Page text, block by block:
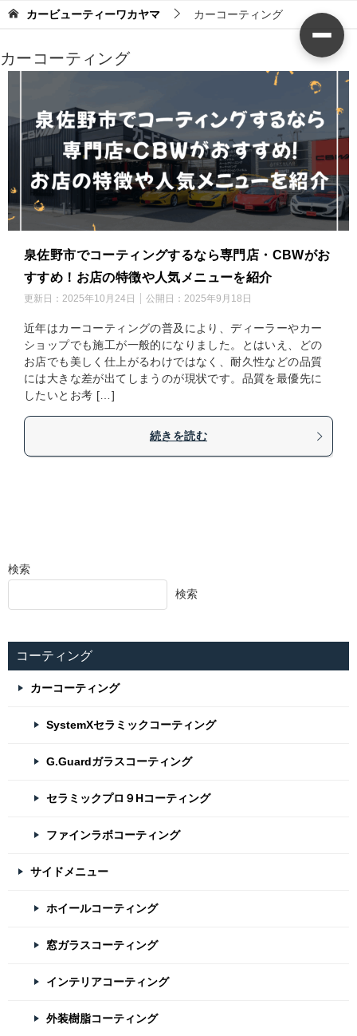
カービューティーワカヤマ カーコーティング
カーコーティング
泉佐野市でコーティングするなら専門店・CBWがお
すすめ！お店の特徴や人気メニューを紹介
更新日： 2025年10月24日 公開日： 2025年9月18日
近年はカーコーティングの普及により、ディーラーやカー
ショップでも施工が一般的になりました。とはいえ、どの
お店でも美しく仕上がるわけではなく、耐久性などの品質
には大きな差が出てしまうのが現状です。品質を最優先に
したいとお考 […]
続きを読む
検索
検索
コーティング
カーコーティング
SystemXセラミックコーティング
G.Guardガラスコーティング
セラミックプロ９Hコーティング
ファインラボコーティング
サイドメニュー
ホイールコーティング
窓ガラスコーティング
インテリアコーティング
外装樹脂コーティング